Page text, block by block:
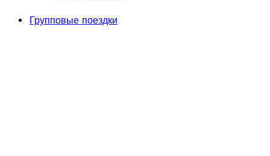
Групповые поездки